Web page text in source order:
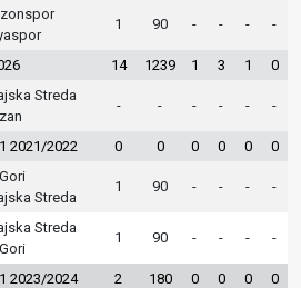
1 90 - - - -
14 1239 1 3 1 0
Streda
- - - - - -
2021/2022 0 0 0 0 0 0
Streda
1 90 - - - -
Streda
1 90 - - - -
2023/2024 2 180 0 0 0 0